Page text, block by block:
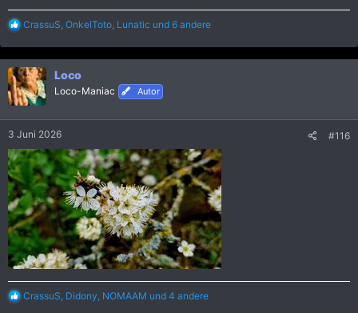
R
a
k
t
i
o
n
:
CrassuS OnkelToto Lunatic und 6 andere
Loco
Loco-Maniac Autor
3 Juni 2026 #116
R
CrassuS Didony NOMAAM und 4 andere